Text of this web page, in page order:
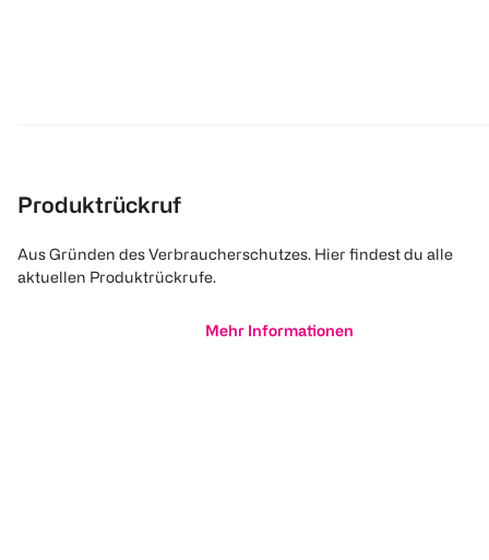
Produktrückruf
Aus Gründen des Verbraucherschutzes. Hier findest du alle
aktuellen Produktrückrufe.
Mehr Informationen